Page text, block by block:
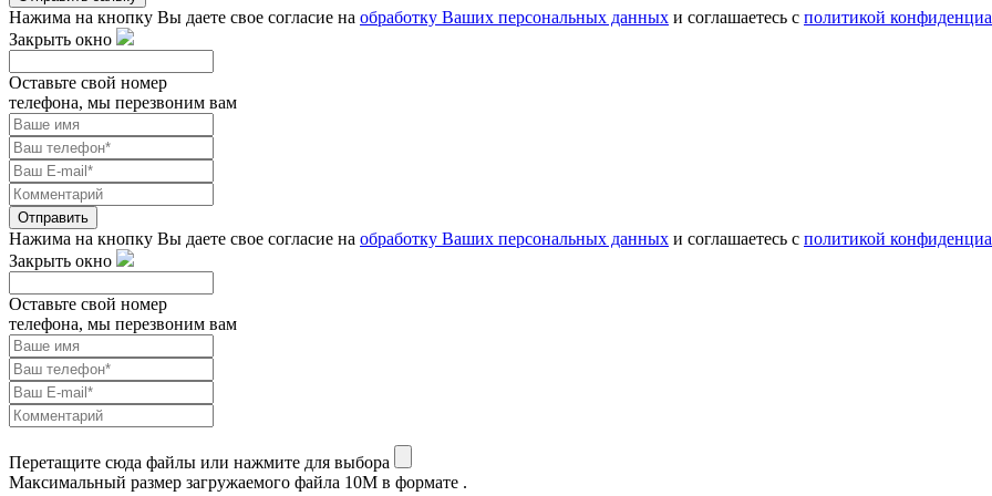
Нажима на кнопку Вы даете свое согласие на обработку Ваших персональных данных и соглашаетесь с политикой
Закрыть окно
Оставьте свой номер
телефона, мы перезвоним вам
Отправить
Нажима на кнопку Вы даете свое согласие на обработку Ваших персональных данных и соглашаетесь с политикой
Закрыть окно
Оставьте свой номер
телефона, мы перезвоним вам
Перетащите сюда файлы или нажмите для выбора
Максимальный размер загружаемого файла 10M в формате .